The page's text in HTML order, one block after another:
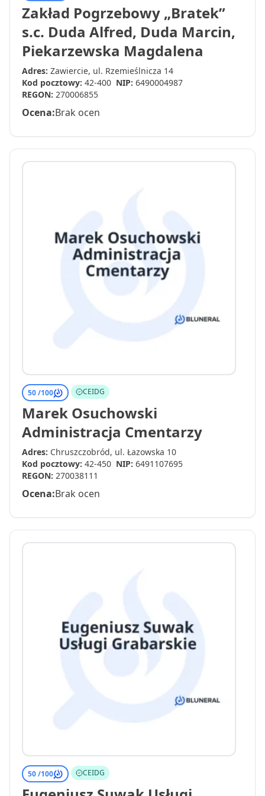
Zakład Pogrzebowy „Bratek”
s.c. Duda Alfred, Duda Marcin,
Piekarzewska Magdalena
Adres: Zawiercie, ul. Rzemieślnicza 14
Kod pocztowy: 42-400 NIP: 6490004987
REGON: 270006855
Ocena:Brak ocen
50 /100 CEIDG
Marek Osuchowski
Administracja Cmentarzy
Adres: Chruszczobród, ul. Łazowska 10
Kod pocztowy: 42-450 NIP: 6491107695
REGON: 270038111
Ocena:Brak ocen
50 /100 CEIDG